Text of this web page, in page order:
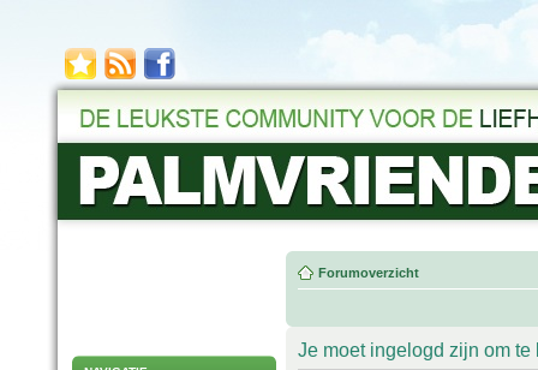
Forumoverzicht
Je moet ingelogd zijn om